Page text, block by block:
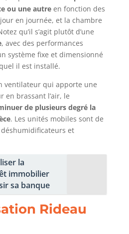
ou une autreen fonction des
en journée, et la chambre
qu’il s’agit plutôt d’une
, avec des performances
système fixe et dimensionné
il est installé.
ventilateur qui apporte une
en brassant l’air, le
de plusieurs degré la
. Les unités mobiles sont de
et
la
immobilier
sa banque
Rideau